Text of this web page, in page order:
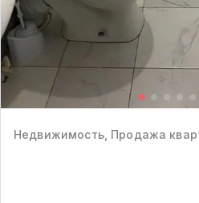
Недвижимость, Продажа